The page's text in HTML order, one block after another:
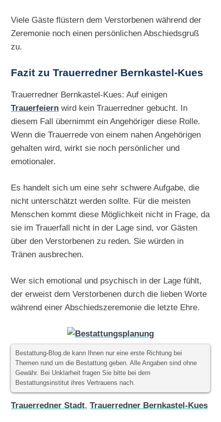
Viele Gäste flüstern dem Verstorbenen während der
Zeremonie noch einen persönlichen Abschiedsgruß
zu.
Fazit zu Trauerredner Bernkastel-Kues
Trauerredner Bernkastel-Kues: Auf einigen
Trauerfeiern wird kein Trauerredner gebucht. In
diesem Fall übernimmt ein Angehöriger diese Rolle.
Wenn die Trauerrede von einem nahen Angehörigen
gehalten wird, wirkt sie noch persönlicher und
emotionaler.
Es handelt sich um eine sehr schwere Aufgabe, die
nicht unterschätzt werden sollte. Für die meisten
Menschen kommt diese Möglichkeit nicht in Frage, da
sie im Trauerfall nicht in der Lage sind, vor Gästen
über den Verstorbenen zu reden. Sie würden in
Tränen ausbrechen.
Wer sich emotional und psychisch in der Lage fühlt,
der erweist dem Verstorbenen durch die lieben Worte
während einer Abschiedszeremonie die letzte Ehre.
Bestattung-Blog.de kann Ihnen nur eine erste Richtung bei
Themen rund um die Bestattung geben. Alle Angaben sind ohne
Gewähr. Bei Unklarheit fragen Sie bitte bei dem
Bestattungsinstitut ihres Vertrauens nach.
Trauerredner Stadt,Trauerredner Bernkastel-Kues